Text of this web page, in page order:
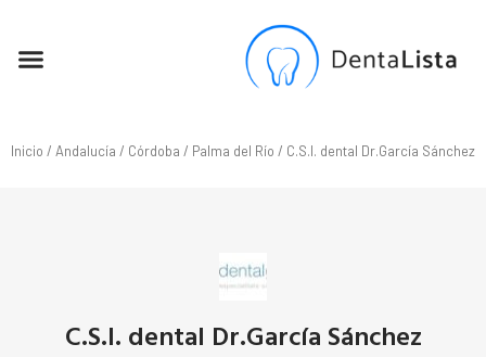
Inicio / Andalucía / Córdoba / Palma del Río / C.S.I. dental Dr.García Sánchez
C.S.I. dental Dr.García Sánchez